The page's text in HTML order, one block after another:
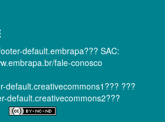
default.embrapa??? SAC:
fale-conosco
default.creativecommons1??? ???
default.creativecommons2???